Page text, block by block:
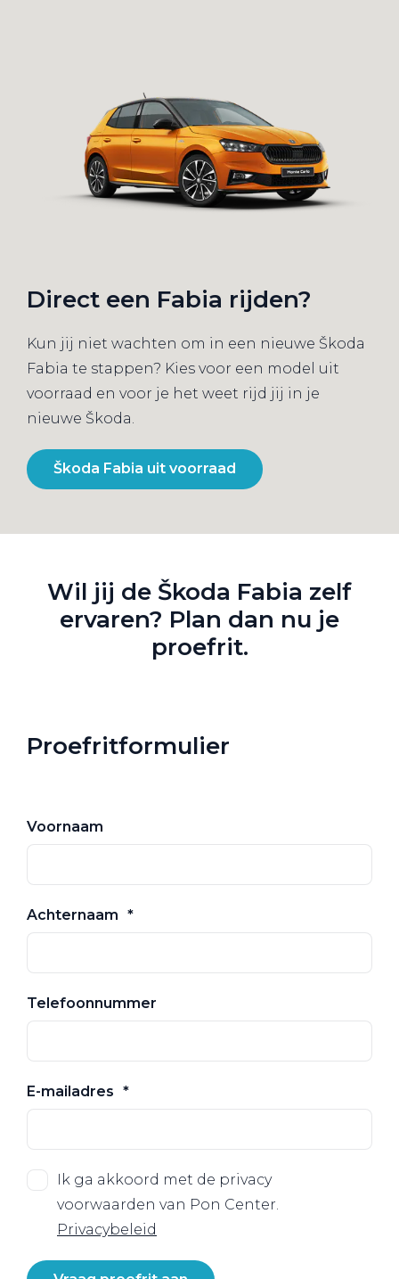
Direct een Fabia rijden?
Kun jij niet wachten om in een nieuwe Škoda
Fabia te stappen? Kies voor een model uit
voorraad en voor je het weet rijd jij in je
nieuwe Škoda.
Škoda Fabia uit voorraad
Wil jij de Škoda Fabia zelf
ervaren? Plan dan nu je
proefrit.
Proefritformulier
Voornaam
Achternaam
Telefoonnummer
E-mailadres
Ik ga akkoord met de privacy
voorwaarden van Pon Center.
Privacybeleid